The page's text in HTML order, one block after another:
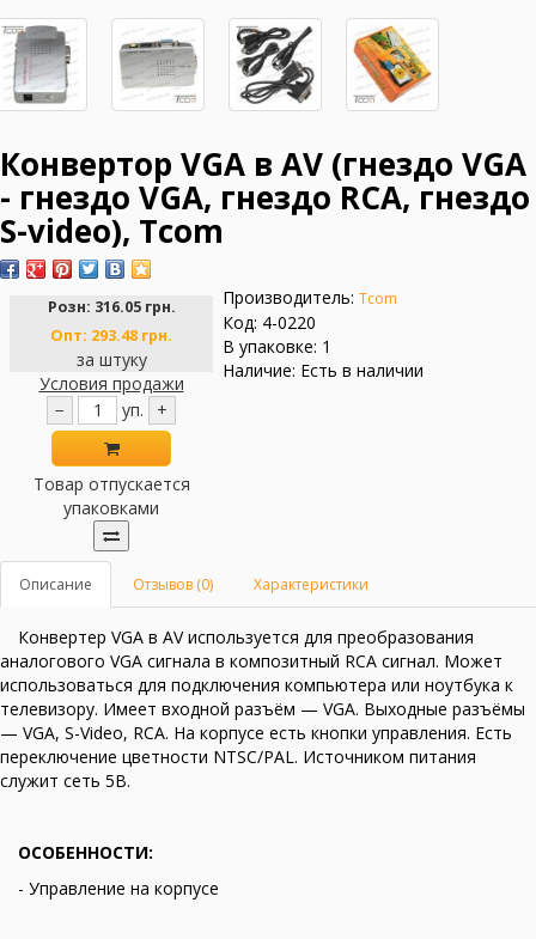
Конвертор VGA в AV (гнездо VGA
- гнездо VGA, гнездо RCA, гнездо
S-video), Tcom
Розн: 316.05 грн.
Опт: 293.48 грн.
за штуку
Условия продажи
−
уп. +
Товар отпускается
упаковками
Производитель: Tcom
Код: 4-0220
В упаковке: 1
Наличие: Есть в наличии
Описание Отзывов (0) Характеристики
Конвертер VGA в AV используется для преобразования
аналогового VGA сигнала в композитный RCA сигнал. Может
использоваться для подключения компьютера или ноутбука к
телевизору. Имеет входной разъём — VGA. Выходные разъёмы
— VGA, S-Video, RCA. На корпусе есть кнопки управления. Есть
переключение цветности NТSC/PAL. Источником питания
служит сеть 5В.
ОСОБЕННОСТИ:
- Управление на корпусе